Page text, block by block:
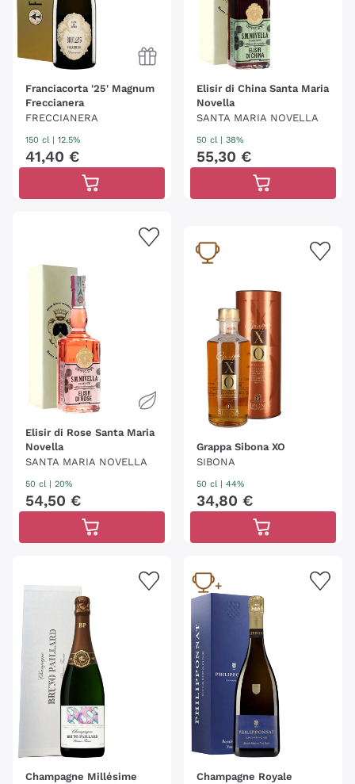
Franciacorta '25' Magnum
Freccianera
FRECCIANERA
150 cl | 12.5%
41,40 €
Elisir di China Santa Maria
Novella
SANTA MARIA NOVELLA
50 cl | 38%
55,30 €
Elisir di Rose Santa Maria
Novella
SANTA MARIA NOVELLA
50 cl | 20%
54,50 €
Grappa Sibona XO
SIBONA
50 cl | 44%
34,80 €
Champagne Millésime
Champagne Royale